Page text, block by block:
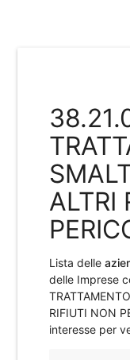
ALTRI
Lista delle
delle Imprese
RIFIUTI NON
interesse per